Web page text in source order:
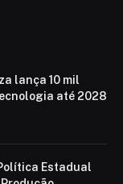
lança 10 mil
até 2028
Estadual